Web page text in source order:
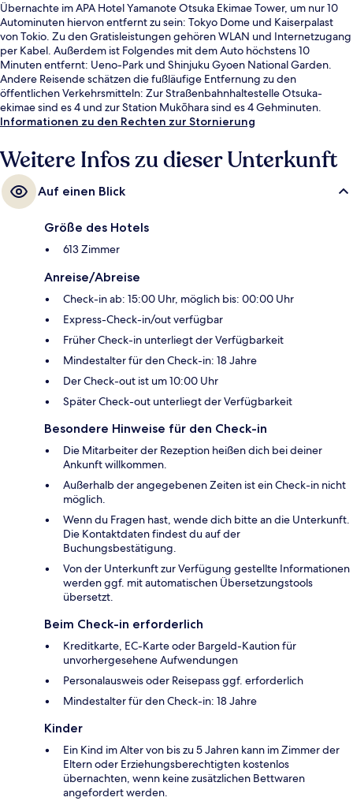
Übernachte im APA Hotel Yamanote Otsuka Ekimae Tower, um nur 10
Autominuten hiervon entfernt zu sein: Tokyo Dome und Kaiserpalast
von Tokio. Zu den Gratisleistungen gehören WLAN und Internetzugang
per Kabel. Außerdem ist Folgendes mit dem Auto höchstens 10
Minuten entfernt: Ueno-Park und Shinjuku Gyoen National Garden.
Andere Reisende schätzen die fußläufige Entfernung zu den
öffentlichen Verkehrsmitteln: Zur Straßenbahnhaltestelle Otsuka-
ekimae sind es 4 und zur Station Mukōhara sind es 4 Gehminuten.
Informationen zu den Rechten zur Stornierung
Weitere Infos zu dieser Unterkunft
Auf einen Blick
Größe des Hotels
613 Zimmer
Anreise/Abreise
Check-in ab: 15:00 Uhr, möglich bis: 00:00 Uhr
Express-Check-in/out verfügbar
Früher Check-in unterliegt der Verfügbarkeit
Mindestalter für den Check-in: 18 Jahre
Der Check-out ist um 10:00 Uhr
Später Check-out unterliegt der Verfügbarkeit
Besondere Hinweise für den Check-in
Die Mitarbeiter der Rezeption heißen dich bei deiner
Ankunft willkommen.
Außerhalb der angegebenen Zeiten ist ein Check-in nicht
möglich.
Wenn du Fragen hast, wende dich bitte an die Unterkunft.
Die Kontaktdaten findest du auf der
Buchungsbestätigung.
Von der Unterkunft zur Verfügung gestellte Informationen
werden ggf. mit automatischen Übersetzungstools
übersetzt.
Beim Check-in erforderlich
Kreditkarte, EC-Karte oder Bargeld-Kaution für
unvorhergesehene Aufwendungen
Personalausweis oder Reisepass ggf. erforderlich
Mindestalter für den Check-in: 18 Jahre
Kinder
Ein Kind im Alter von bis zu 5 Jahren kann im Zimmer der
Eltern oder Erziehungsberechtigten kostenlos
übernachten, wenn keine zusätzlichen Bettwaren
angefordert werden.